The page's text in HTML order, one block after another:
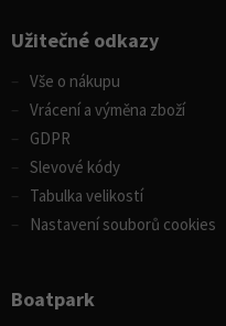
Užitečné odkazy
Vše o nákupu
Vrácení a výměna zboží
GDPR
Slevové kódy
Tabulka velikostí
Nastavení souborů cookies
Boatpark